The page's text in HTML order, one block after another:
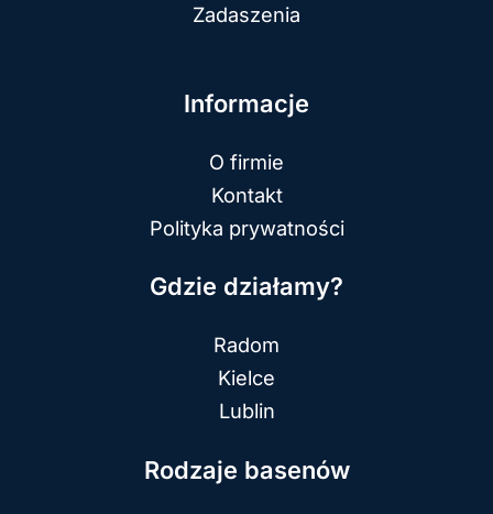
Zadaszenia
Informacje
O firmie
Kontakt
Polityka prywatności
Gdzie działamy?
Radom
Kielce
Lublin
Rodzaje basenów